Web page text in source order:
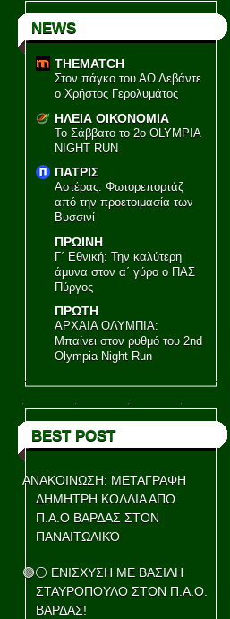
NEWS
THEMATCH
Στον πάγκο του ΑΟ Λεβάντε
ο Χρήστος Γερολυμάτος
ΗΛΕΙΑ ΟΙΚΟΝΟΜΙΑ
Το Σάββατο το 2ο OLYMPIA
NIGHT RUN
ΠΑΤΡΙΣ
Αστέρας: Φωτορεπορτάζ
από την προετοιμασία των
Βυσσινί
ΠΡΩΙΝΗ
Γ΄ Εθνική: Την καλύτερη
άμυνα στον α΄ γύρο ο ΠΑΣ
Πύργος
ΠΡΩΤΗ
ΑΡΧΑΙΑ ΟΛΥΜΠΙΑ:
Μπαίνει στον ρυθμό του 2nd
Olympia Night Run
BEST POST
ΑΝΑΚΟΙΝΩΣΗ: ΜΕΤΑΓΡΑΦΗ
ΔΗΜΗΤΡΗ ΚΟΛΛΙΑ ΑΠΟ
Π.Α.Ο ΒΑΡΔΑΣ ΣΤΟΝ
ΠΑΝΑΙΤΩΛΙΚΌ
🟢⚪ ΕΝΙΣΧΥΣΗ ΜΕ ΒΑΣΙΛΗ
ΣΤΑΥΡΟΠΟΥΛΟ ΣΤΟΝ Π.Α.Ο.
ΒΑΡΔΑΣ!